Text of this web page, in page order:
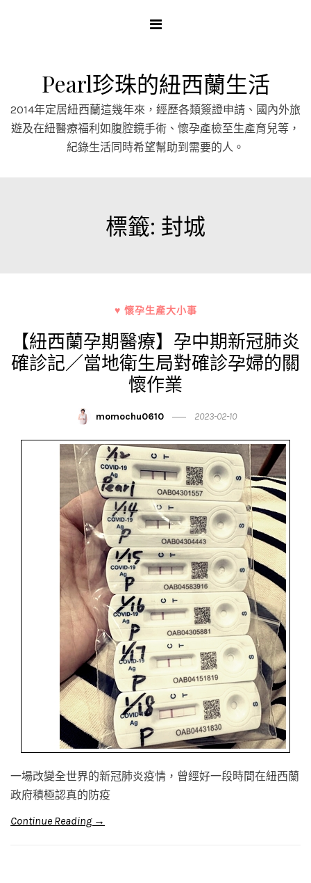
Pearl珍珠的紐西蘭生活
2014年定居紐西蘭這幾年來，經歷各類簽證申請、國內外旅
遊及在紐醫療福利如腹腔鏡手術、懷孕產檢至生產育兒等，
紀錄生活同時希望幫助到需要的人。
標籤: 封城
♥ 懷孕生產大小事
【紐西蘭孕期醫療】孕中期新冠肺炎
確診記／當地衛生局對確診孕婦的關
懷作業
momochu0610 2023-02-10
一場改變全世界的新冠肺炎疫情，曾經好一段時間在紐西蘭
政府積極認真的防疫
Continue Reading →